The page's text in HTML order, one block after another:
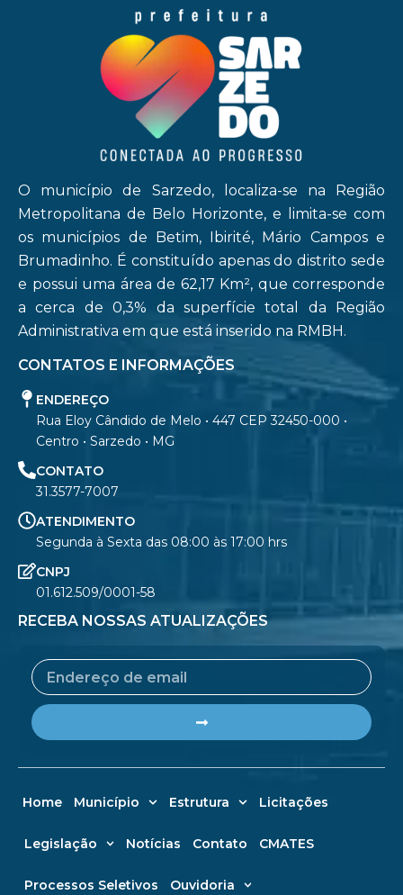
O município de Sarzedo, localiza-se na Região
Metropolitana de Belo Horizonte, e limita-se com
os municípios de Betim, Ibirité, Mário Campos e
Brumadinho. É constituído apenas do distrito sede
e possui uma área de 62,17 Km², que corresponde
a cerca de 0,3% da superfície total da Região
Administrativa em que está inserido na RMBH.
CONTATOS E INFORMAÇÕES
ENDEREÇO
Rua Eloy Cândido de Melo • 447 CEP 32450-000 •
Centro • Sarzedo • MG
CONTATO
31.3577-7007
ATENDIMENTO
Segunda à Sexta das 08:00 às 17:00 hrs
CNPJ
01.612.509/0001-58
RECEBA NOSSAS ATUALIZAÇÕES
Email
Home Município Estrutura Licitações
Legislação Notícias Contato CMATES
Processos Seletivos Ouvidoria